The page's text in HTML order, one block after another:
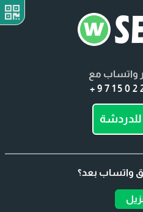
واتساب مع
للدردشة
واتساب بعد؟